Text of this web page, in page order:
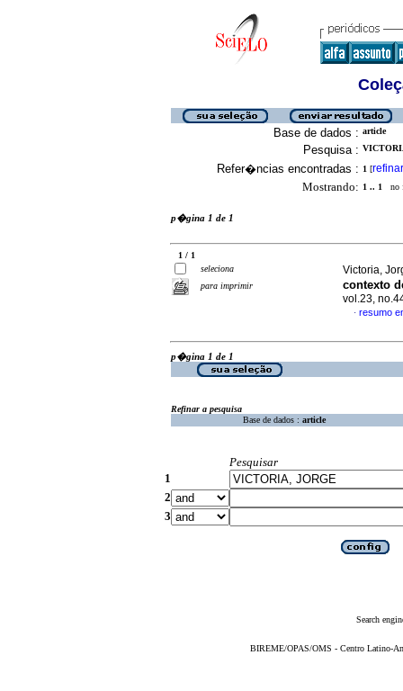
Base de dados : article
Pesquisa :
Refer�ncias encontradas : 1 [refinar
Mostrando: 1 .. 1 no
p�gina 1 de 1
1 / 1
seleciona
para imprimir
Victoria,
contexto
vol.23,
· resumo
p�gina 1 de 1
Refinar a pesquisa
Base de dados : article
Pesquisar
1
2
3
Search
BIREME/OPAS/OMS - Centro Latino-